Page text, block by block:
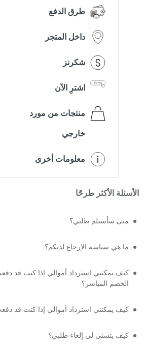
طرق الدفع
داخل المتجر
شكرنز
اشترِ الآن
منتجات من مورد
خارجي
معلومات أخرى
الأسئلة الأكثر طرحًا
متى سأستلم طلبي؟
ما هي سياسة الإرجاع لديكم؟
كيف يمكنني استرداد أموالي إذا كنت قد
الخصم المباشر؟
كيف يمكنني استرداد أموالي إذا كنت قد
كيف يتسنى لي إلغاء طلبي؟